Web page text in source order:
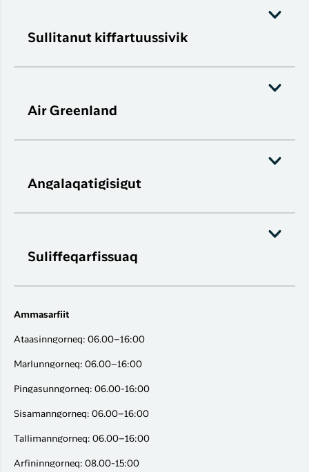
Sullitanut kiffartuussivik
Air Greenland
Angalaqatigisigut
Suliffeqarfissuaq
Ammasarfiit
Ataasinngorneq: 06.00–16:00
Marlunngorneq: 06.00–16:00
Pingasunngorneq: 06.00-16:00
Sisamanngorneq: 06.00–16:00
Tallimanngorneq: 06.00–16:00
Arfininngorneq: 08.00-15:00